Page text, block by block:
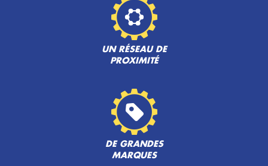
UN RÉSEAU DE
PROXIMITÉ
DE GRANDES
MARQUES